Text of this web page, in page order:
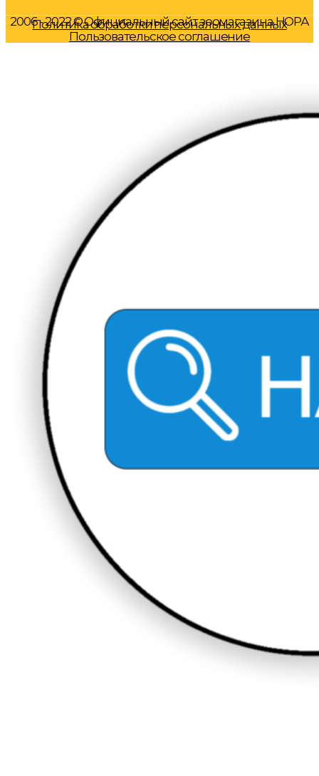
2006 - 2022 © Официальный сайт зоомагазина НОРА
Политика обработки персональных данных
Пользовательское соглашение